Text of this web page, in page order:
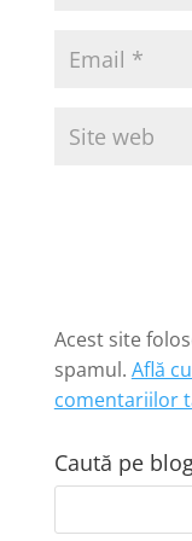
Acest site
spamul. Află
comentariilor
Caută pe